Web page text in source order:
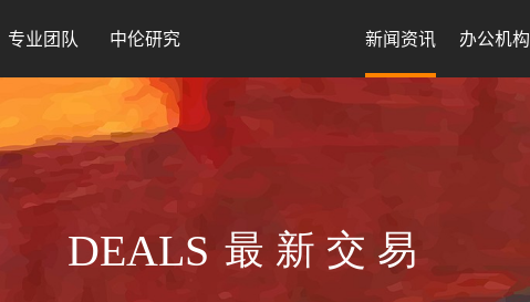
专业团队 中伦研究 新闻资讯 办公机构
DEALS 最新交易